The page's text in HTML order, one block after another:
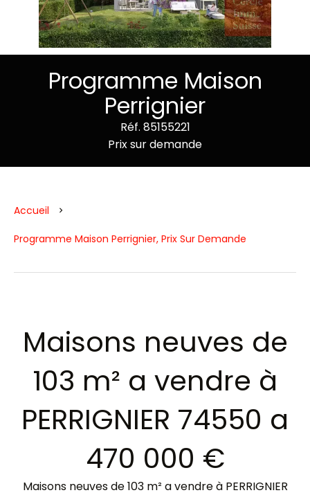
Programme Maison
Perrignier
Réf. 85155221
Prix sur demande
Accueil
Programme Maison Perrignier, Prix Sur Demande
Maisons neuves de
103 m² a vendre à
PERRIGNIER 74550 a
470 000 €
Maisons neuves de 103 m² a vendre à PERRIGNIER